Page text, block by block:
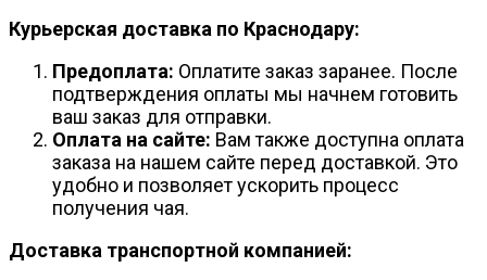
Курьерская доставка по Краснодару:
Предоплата: Оплатите заказ заранее. После
подтверждения оплаты мы начнем готовить
ваш заказ для отправки.
Оплата на сайте: Вам также доступна оплата
заказа на нашем сайте перед доставкой. Это
удобно и позволяет ускорить процесс
получения чая.
Доставка транспортной компанией: